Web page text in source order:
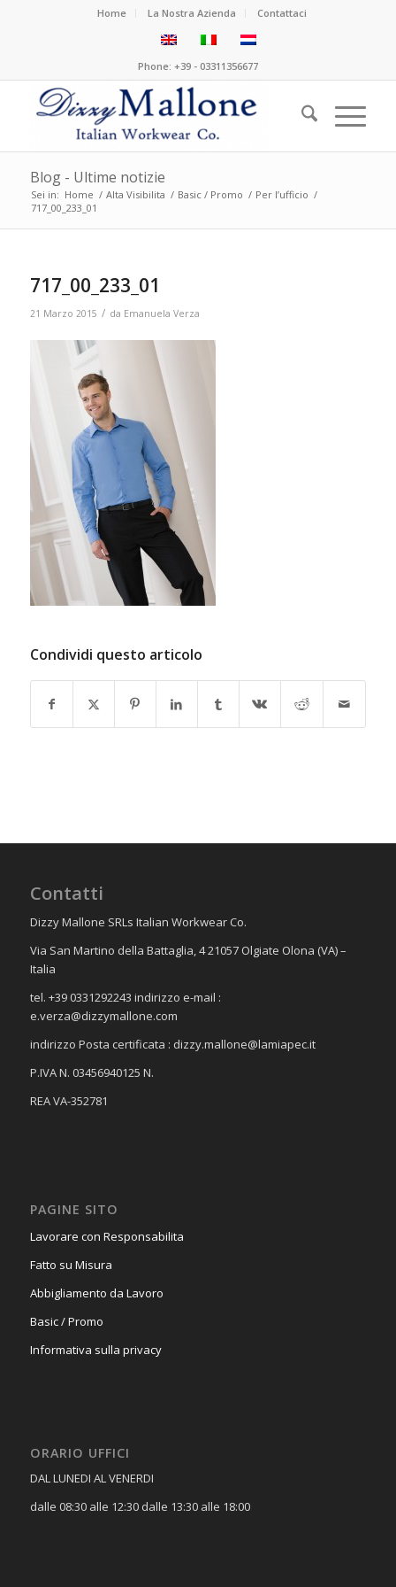
Home La Nostra Azienda Contattaci
Phone: +39 - 03311356677
Blog - Ultime notizie
Sei in: Home / Alta Visibilita / Basic / Promo / Per l’ufficio /
717_00_233_01
717_00_233_01
21 Marzo 2015 / da Emanuela Verza
Condividi questo articolo
Contatti
Dizzy Mallone SRLs Italian Workwear Co.
Via San Martino della Battaglia, 4 21057 Olgiate Olona (VA) –
Italia
tel. +39 0331292243 indirizzo e-mail :
e.verza@dizzymallone.com
indirizzo Posta certificata : dizzy.mallone@lamiapec.it
P.IVA N. 03456940125 N.
REA VA-352781
PAGINE SITO
Lavorare con Responsabilita
Fatto su Misura
Abbigliamento da Lavoro
Basic / Promo
Informativa sulla privacy
ORARIO UFFICI
DAL LUNEDI AL VENERDI
dalle 08:30 alle 12:30 dalle 13:30 alle 18:00